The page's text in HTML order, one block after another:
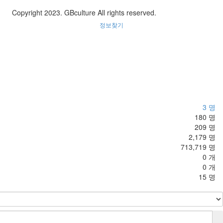
Copyright 2023. GBculture All rights reserved.
정보찾기
3 명
180 명
209 명
2,179 명
713,719 명
0 개
0 개
15 명